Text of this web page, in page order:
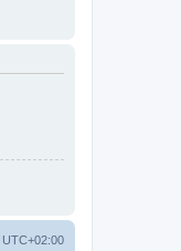
UTC+02:00